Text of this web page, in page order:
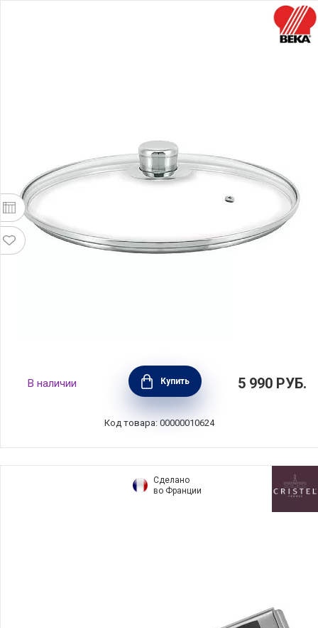
Крышка Cristal 28 см стекло, BEKA, Бельгия,
13119284
В наличии Купить 5 990 РУБ.
Код товара: 00000010624
Сделано
во Франции